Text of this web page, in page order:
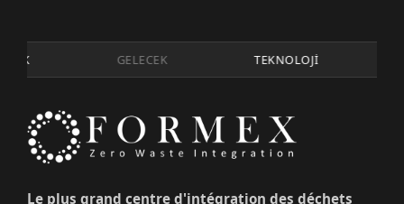
GELECEK TEKNOLOJİ
Le plus grand centre d'intégration des déchets